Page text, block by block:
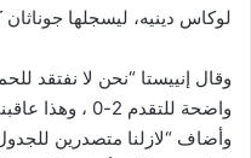
لوكاس دينيه، ليسجلها
وقال إنييستا “نحن لا نفتقد
واضحة للتقدم 2-0 ، وهذا عاقبنا في النهاية”.
وأضاف “لازلنا متصدرين